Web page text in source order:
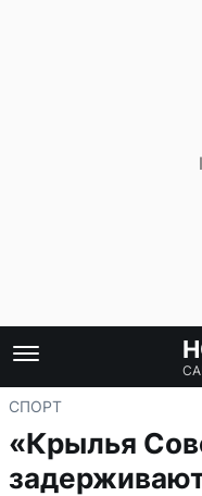
СПОРТ
«Крылья